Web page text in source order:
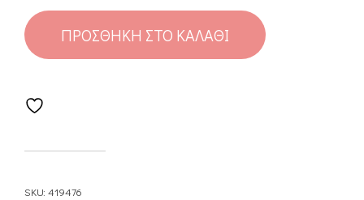
ΠΡΟΣΘΉΚΗ ΣΤΟ ΚΑΛΆΘΙ
SKU: 419476